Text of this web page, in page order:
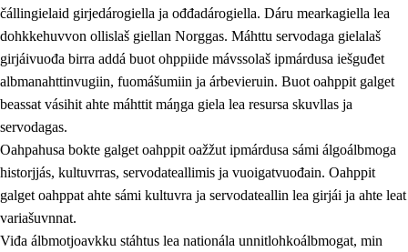
čállingielaid girjedárogiella ja ođđadárogiella. Dáru mearkagiella lea
dohkkehuvvon ollislaš giellan Norggas. Máhttu servodaga gielalaš
girjáivuođa birra addá buot ohppiide mávssolaš ipmárdusa iešguđet
albmanahttinvugiin, fuomášumiin ja árbevieruin. Buot oahppit galget
beassat vásihit ahte máhttit máŋga giela lea resursa skuvllas ja
servodagas.
Oahpahusa bokte galget oahppit oažžut ipmárdusa sámi álgoálbmoga
historjjás, kultuvrras, servodateallimis ja vuoigatvuođain. Oahppit
galget oahppat ahte sámi kultuvra ja servodateallin lea girjái ja ahte leat
variašuvnnat.
Viđa álbmotjoavkku stáhtus lea nationála unnitlohkoálbmogat, min